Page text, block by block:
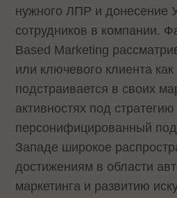
нужного ЛПР и донесение
сотрудников в компании.
Based Marketing
или ключевого клиента
подстраивается в своих
активностях под
персонифицированный
Западе широкое
достижениям в области
маркетинга и развитию